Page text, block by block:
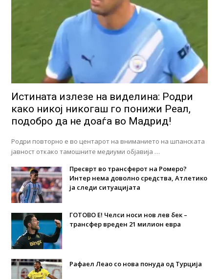
Истината излезе на виделина: Родри
како никој никогаш го понижи Реал,
подобро да не доаѓа во Мадрид!
Родри повторно е во центарот на вниманието на шпанската
јавност откако тамошните медиуми објавија …
Пресврт во трансферот на Ромеро?
Интер нема доволно средства, Атлетико
ја следи ситуацијата
ГОТОВО Е! Челси носи нов лев бек –
трансфер вреден 21 милион евра
Рафаел Леао со нова понуда од Турција